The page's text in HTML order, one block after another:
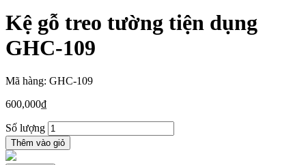
Kệ gỗ treo tường tiện dụng
GHC-109
Mã hàng: GHC-109
600,000₫
Số lượng
Thêm vào giỏ